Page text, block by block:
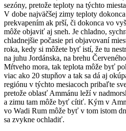
sezóny, pretože teploty na týchto
V dobe najväčšej zimy teploty
prekvapením ak prší, či dokonca vo
môže objaviť aj sneh. Je chladno,
chladnejšie počasie pri objavovaní
roka, kedy si môžete byť istí, že tu
na juhu Jordánska, na brehu
Mŕtveho mora, tak teplota môže byť
viac ako 20 stupňov a tak sa dá aj
regiónu v týchto mesiacoch pribaľte
pretože oblasť Ammánu leží v
a zimu tam môže byť cítiť. Kým v
vo Wadi Rum môže byť v tom istom
sa zvykne ochladiť.